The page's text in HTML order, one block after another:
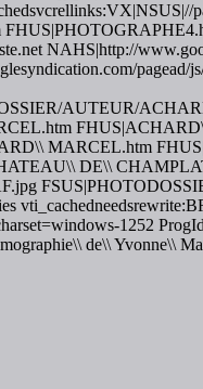
NAHS|http://
AUTEUR/
MARCEL.htm
DE\\
1252
de\\ Yvonne\\